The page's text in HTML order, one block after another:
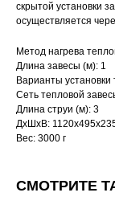
скрытой установки
осуществляется
Метод нагрева
Длина завесы (м): 1
Варианты установки
Сеть тепловой
Длина струи (м): 3
ДxШxВ:
Вес: 3000 г
СМОТРИТЕ